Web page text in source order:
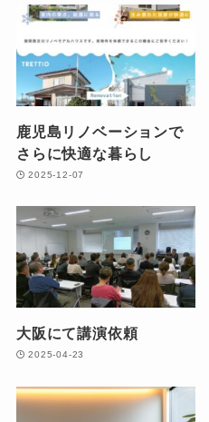
鹿児島リノベーションで
さらに快適な暮らし
2025-12-07
大阪にて講演依頼
2025-04-23